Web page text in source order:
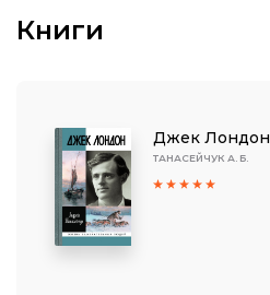
Книги
Джек Лондон
ТАНАСЕЙЧУК А. Б.